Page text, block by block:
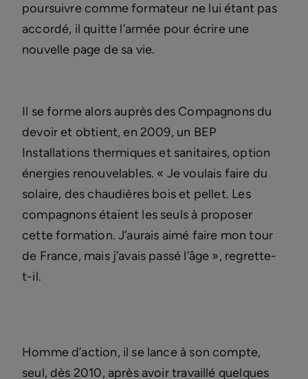
poursuivre comme formateur ne lui étant pas
accordé, il quitte l’armée pour écrire une
nouvelle page de sa vie.
Il se forme alors auprès des Compagnons du
devoir et obtient, en 2009, un BEP
Installations thermiques et sanitaires, option
énergies renouvelables. « Je voulais faire du
solaire, des chaudières bois et pellet. Les
compagnons étaient les seuls à proposer
cette formation. J’aurais aimé faire mon tour
de France, mais j’avais passé l’âge », regrette-
t-il.
Homme d’action, il se lance à son compte,
seul, dès 2010, après avoir travaillé quelques